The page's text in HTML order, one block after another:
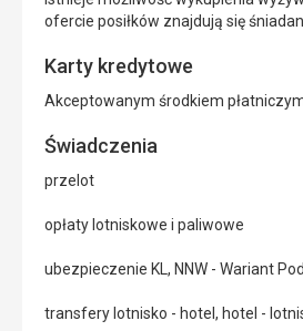
ofercie posiłków znajdują się
Karty kredytowe
Akceptowanym środkiem
Świadczenia
przelot
opłaty lotniskowe i paliwowe
ubezpieczenie KL, NNW - Wariant
transfery lotnisko - hotel, hotel -